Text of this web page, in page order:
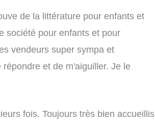
de la littérature pour enfants et
société pour enfants et pour
vendeurs super sympa et
et de m'aiguiller. Je le
fois. Toujours très bien accueillis